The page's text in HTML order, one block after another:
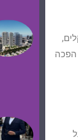
על כ-3.5 מיליון שקלים,
הפכה